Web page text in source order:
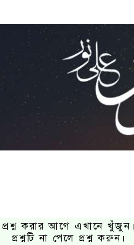
প্রশ্ন করার আগে এখানে খুঁজুন।
প্রশ্নটি না পেলে প্রশ্ন করুন।